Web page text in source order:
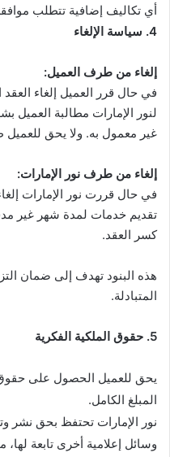
أي تكاليف إضافية تتطلب
4. سياسة الإلغاء
إلغاء من طرف العميل:
في حال قرر العميل إلغاء
لنور الإمارات مطالبة
غير معمول به. ولا يحق
إلغاء من طرف نور الإمارات:
في حال قررت نور الإمارات
تقديم خدمات لمدة شهر غير
كسر العقد.
هذه البنود تهدف إلى ضمان
المتبادلة.
5. حقوق الملكية الفكرية
يحق للعميل الحصول على حقوق
المبلغ الكامل.
نور الإمارات تحتفظ بحق نشر
وسائل إعلامية أخرى تابعة